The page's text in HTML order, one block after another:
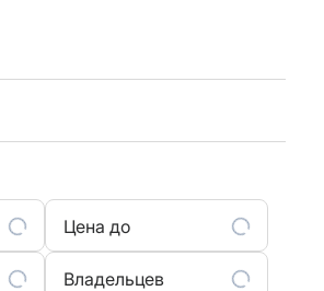
Цена до
Владельцев